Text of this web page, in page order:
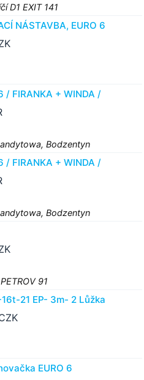
D1 EXIT 141
NÁSTAVBA, EURO 6
/ FIRANKA + WINDA /
Bodzentyn
/ FIRANKA + WINDA /
Bodzentyn
91
21 EP- 3m- 2 Lůžka
EURO 6